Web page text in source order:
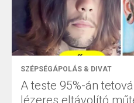
SZÉPSÉGÁPOLÁS & DIVAT
A teste 95%-án
lézeres eltávolító